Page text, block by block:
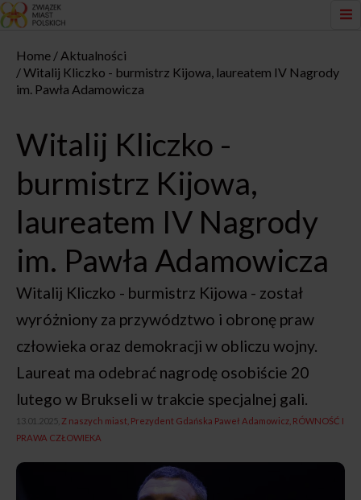
Home
Aktualności
Witalij Kliczko - burmistrz Kijowa, laureatem IV Nagrody
im. Pawła Adamowicza
Witalij Kliczko -
burmistrz Kijowa,
laureatem IV Nagrody
im. Pawła Adamowicza
Witalij Kliczko - burmistrz Kijowa - został
wyróżniony za przywództwo i obronę praw
człowieka oraz demokracji w obliczu wojny.
Laureat ma odebrać nagrodę osobiście 20
lutego w Brukseli w trakcie specjalnej gali.
13.01.2025, Z naszych miast Prezydent Gdańska Paweł Adamowicz RÓWNOŚĆ I
PRAWA CZŁOWIEKA